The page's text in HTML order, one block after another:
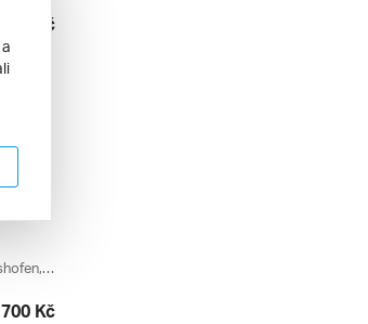
Kč
Zeller See, Schmittenhöhe, Maishofen, Zell Am See, Salcbursko, Saalbach / Leogang, Rakouská Jezera, Kaprun / Zell Am See, Rakousko
Kč